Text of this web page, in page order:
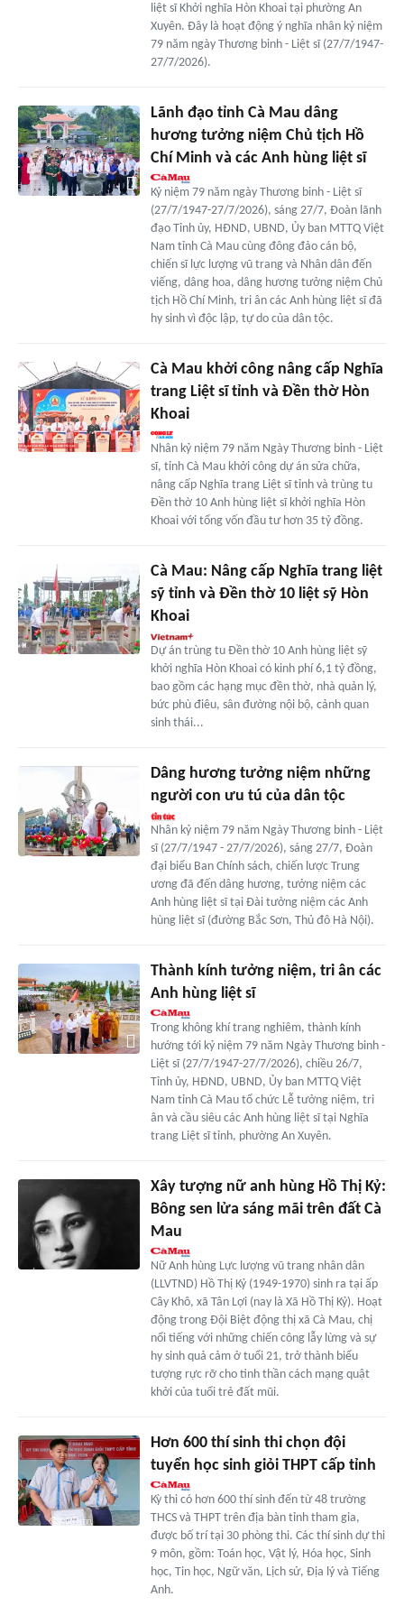
liệt sĩ Khởi nghĩa Hòn Khoai tại phường An
Xuyên. Đây là hoạt động ý nghĩa nhân kỷ niệm
79 năm ngày Thương binh - Liệt sĩ (27/7/1947-
27/7/2026).
Lãnh đạo tỉnh Cà Mau dâng
hương tưởng niệm Chủ tịch Hồ
Chí Minh và các Anh hùng liệt sĩ
Kỷ niệm 79 năm ngày Thương binh - Liệt sĩ
(27/7/1947-27/7/2026), sáng 27/7, Đoàn lãnh
đạo Tỉnh ủy, HĐND, UBND, Ủy ban MTTQ Việt
Nam tỉnh Cà Mau cùng đông đảo cán bộ,
chiến sĩ lực lượng vũ trang và Nhân dân đến
viếng, dâng hoa, dâng hương tưởng niệm Chủ
tịch Hồ Chí Minh, tri ân các Anh hùng liệt sĩ đã
hy sinh vì độc lập, tự do của dân tộc.
Cà Mau khởi công nâng cấp Nghĩa
trang Liệt sĩ tỉnh và Đền thờ Hòn
Khoai
Nhân kỷ niệm 79 năm Ngày Thương binh - Liệt
sĩ, tỉnh Cà Mau khởi công dự án sửa chữa,
nâng cấp Nghĩa trang Liệt sĩ tỉnh và trùng tu
Đền thờ 10 Anh hùng liệt sĩ khởi nghĩa Hòn
Khoai với tổng vốn đầu tư hơn 35 tỷ đồng.
Cà Mau: Nâng cấp Nghĩa trang liệt
sỹ tỉnh và Đền thờ 10 liệt sỹ Hòn
Khoai
Dự án trùng tu Đền thờ 10 Anh hùng liệt sỹ
khởi nghĩa Hòn Khoai có kinh phí 6,1 tỷ đồng,
bao gồm các hạng mục đền thờ, nhà quản lý,
bức phù điêu, sân đường nội bộ, cảnh quan
sinh thái...
Dâng hương tưởng niệm những
người con ưu tú của dân tộc
Nhân kỷ niệm 79 năm Ngày Thương binh - Liệt
sĩ (27/7/1947 - 27/7/2026), sáng 27/7, Đoàn
đại biểu Ban Chính sách, chiến lược Trung
ương đã đến dâng hương, tưởng niệm các
Anh hùng liệt sĩ tại Đài tưởng niệm các Anh
hùng liệt sĩ (đường Bắc Sơn, Thủ đô Hà Nội).
Thành kính tưởng niệm, tri ân các
Anh hùng liệt sĩ
Trong không khí trang nghiêm, thành kính
hướng tới kỷ niệm 79 năm Ngày Thương binh -
Liệt sĩ (27/7/1947-27/7/2026), chiều 26/7,
Tỉnh ủy, HĐND, UBND, Ủy ban MTTQ Việt
Nam tỉnh Cà Mau tổ chức Lễ tưởng niệm, tri
ân và cầu siêu các Anh hùng liệt sĩ tại Nghĩa
trang Liệt sĩ tỉnh, phường An Xuyên.
Xây tượng nữ anh hùng Hồ Thị Kỷ:
Bông sen lửa sáng mãi trên đất Cà
Mau
Nữ Anh hùng Lực lượng vũ trang nhân dân
(LLVTND) Hồ Thị Kỷ (1949-1970) sinh ra tại ấp
Cây Khô, xã Tân Lợi (nay là Xã Hồ Thị Kỷ). Hoạt
động trong Ðội Biệt động thị xã Cà Mau, chị
nổi tiếng với những chiến công lẫy lừng và sự
hy sinh quả cảm ở tuổi 21, trở thành biểu
tượng rực rỡ cho tinh thần cách mạng quật
khởi của tuổi trẻ đất mũi.
Hơn 600 thí sinh thi chọn đội
tuyển học sinh giỏi THPT cấp tỉnh
Kỳ thi có hơn 600 thí sinh đến từ 48 trường
THCS và THPT trên địa bàn tỉnh tham gia,
được bố trí tại 30 phòng thi. Các thí sinh dự thi
9 môn, gồm: Toán học, Vật lý, Hóa học, Sinh
học, Tin học, Ngữ văn, Lịch sử, Địa lý và Tiếng
Anh.